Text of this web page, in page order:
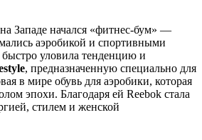
Западе начался «фитнес-бум» —
аэробикой и спортивными
уловила тенденцию и
, предназначенную специально для
в мире обувь для аэробики, которая
эпохи. Благодаря ей Reebok стала
стилем и женской